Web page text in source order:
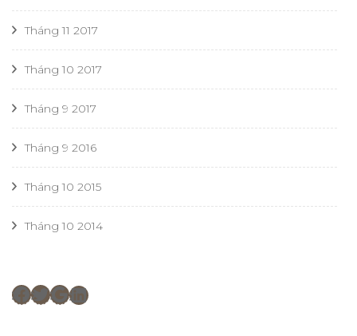
Tháng 11 2017
Tháng 10 2017
Tháng 9 2017
Tháng 9 2016
Tháng 10 2015
Tháng 10 2014
Facebook
Twitter
Google
LinkedIn